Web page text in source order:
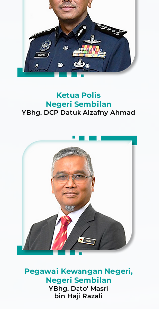
Ketua Polis
Negeri Sembilan
YBhg. DCP Datuk Alzafny Ahmad
Pegawai Kewangan Negeri,
Negeri Sembilan
YBhg. Dato' Masri
bin Haji Razali